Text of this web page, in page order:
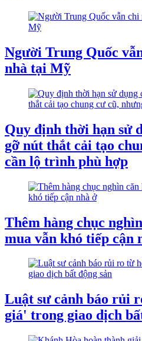
Người Trung Quốc
nhà tại Mỹ
Quy định thời hạn sử
gỡ nút thắt cải tạo
cần lộ trình phù hợp
Thêm hàng chục
mua vẫn khó tiếp cận
Luật sư cảnh báo rủi
giá' trong giao dịch